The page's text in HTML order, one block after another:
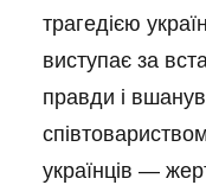
трагедією
виступає за
правди і
українців —